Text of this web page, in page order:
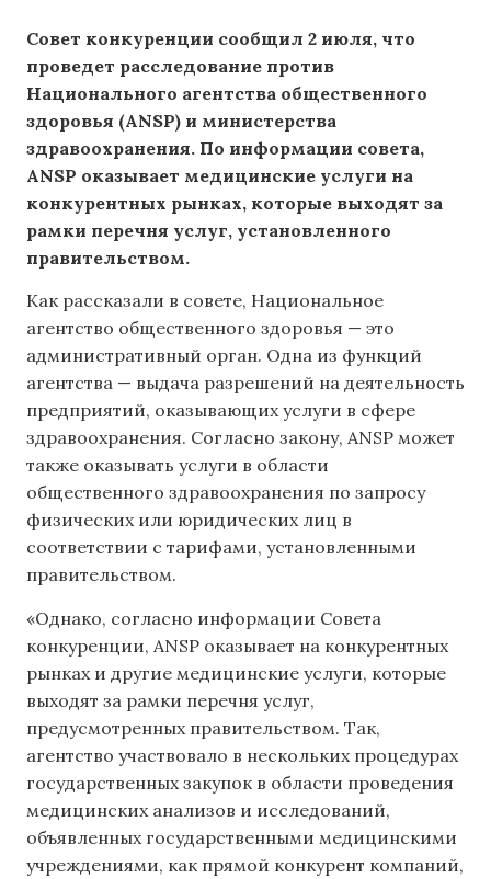
Совет конкуренции сообщил 2 июля, что
проведет расследование против
Национального агентства общественного
здоровья (ANSP) и министерства
здравоохранения. По информации совета,
ANSP оказывает медицинские услуги на
конкурентных рынках, которые выходят за
рамки перечня услуг, установленного
правительством.
Как рассказали в совете, Национальное
агентство общественного здоровья — это
административный орган. Одна из функций
агентства — выдача разрешений на деятельность
предприятий, оказывающих услуги в сфере
здравоохранения. Согласно закону, ANSP может
также оказывать услуги в области
общественного здравоохранения по запросу
физических или юридических лиц в
соответствии с тарифами, установленными
правительством.
«Однако, согласно информации Совета
конкуренции, ANSP оказывает на конкурентных
рынках и другие медицинские услуги, которые
выходят за рамки перечня услуг,
предусмотренных правительством. Так,
агентство участвовало в нескольких процедурах
государственных закупок в области проведения
медицинских анализов и исследований,
объявленных государственными медицинскими
учреждениями, как прямой конкурент компаний,